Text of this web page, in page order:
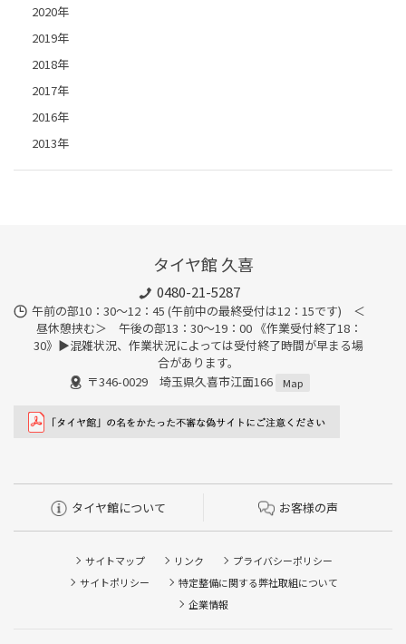
2020年
2019年
2018年
2017年
2016年
2013年
タイヤ館 久喜
0480-21-5287
午前の部10：30～12：45 (午前中の最終受付は12：15です) ＜
昼休憩挟む＞ 午後の部13：30～19：00 《作業受付終了18：
30》▶︎混雑状況、作業状況によっては受付終了時間が早まる場
合があります。
〒346-0029 埼玉県久喜市江面166
Map
タイヤ館について お客様の声
サイトマップ リンク
プライバシーポリシー
サイトポリシー
特定整備に関する弊社取組について
企業情報